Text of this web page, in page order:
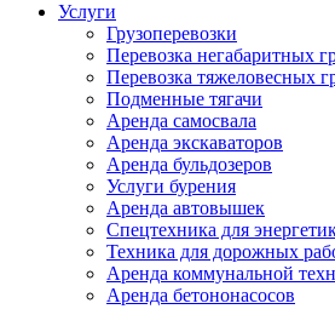
Услуги
Грузоперевозки
Перевозка негабаритных
Перевозка тяжеловесных
Подменные тягачи
Аренда самосвала
Аренда экскаваторов
Аренда бульдозеров
Услуги бурения
Аренда автовышек
Спецтехника для
Техника для дорожных
Аренда коммунальной
Аренда бетононасосов